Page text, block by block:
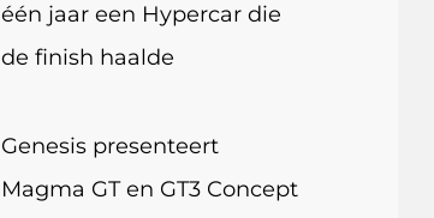
één jaar een Hypercar die
de finish haalde
Genesis presenteert
Magma GT en GT3 Concept